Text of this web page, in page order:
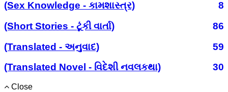
(Sex Knowledge - કામશાસ્ત્ર)
8
(Short Stories - ટૂંકી વાર્તા)
86
(Translated - અનુવાદ)
59
(Translated Novel - વિદેશી નવલકથા)
30
Close